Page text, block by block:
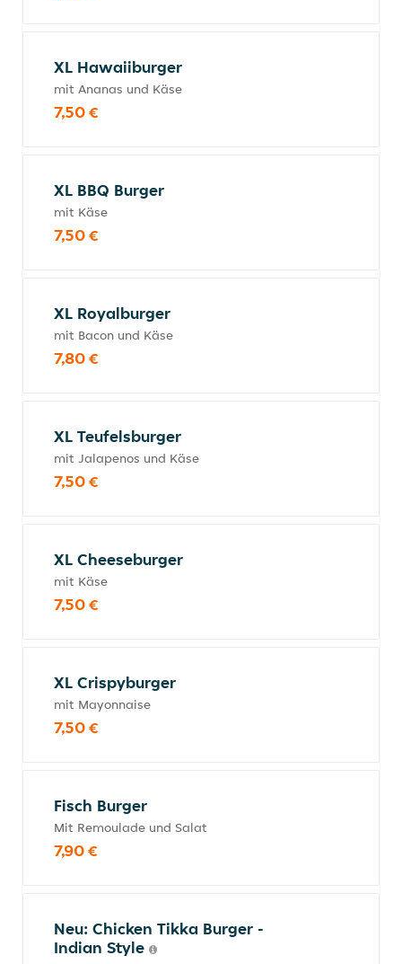
XL Hawaiiburger
mit Ananas und Käse
7,50 €
XL BBQ Burger
mit Käse
7,50 €
XL Royalburger
mit Bacon und Käse
7,80 €
XL Teufelsburger
mit Jalapenos und Käse
7,50 €
XL Cheeseburger
mit Käse
7,50 €
XL Crispyburger
mit Mayonnaise
7,50 €
Fisch Burger
Mit Remoulade und Salat
7,90 €
Neu: Chicken Tikka Burger -
Indian Style